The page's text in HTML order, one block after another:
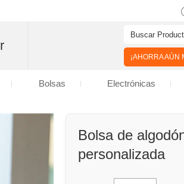
Bolsa de
personalizada
¡AHORRA
Bolsas Electrónicas